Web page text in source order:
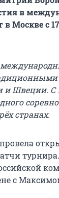
в
Москве с
Швеции. С
странах.
с